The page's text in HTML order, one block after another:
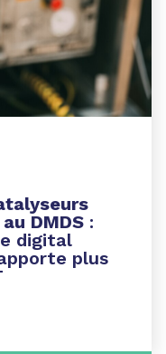
DMDS :
digital
plus